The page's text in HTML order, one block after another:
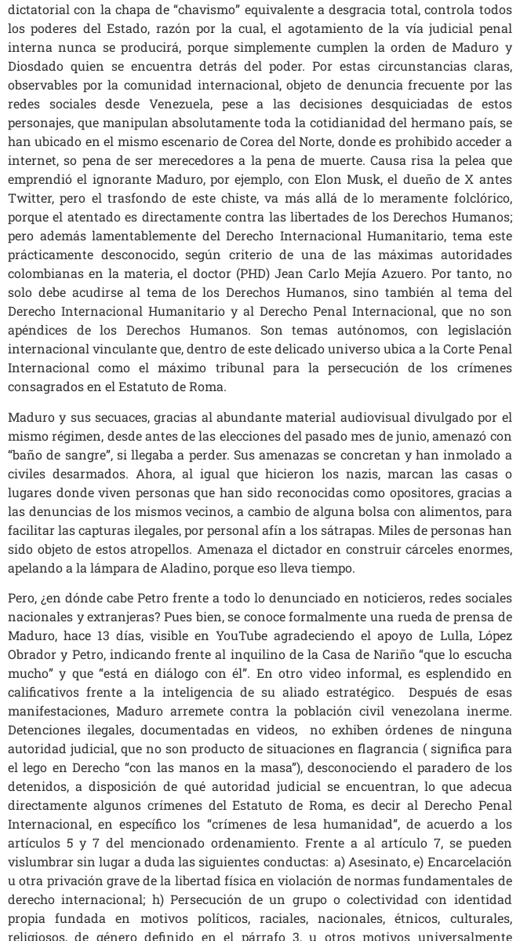
dictatorial con la chapa de “chavismo” equivalente a desgracia total, controla todos
los poderes del Estado, razón por la cual, el agotamiento de la vía judicial penal
interna nunca se producirá, porque simplemente cumplen la orden de Maduro y
Diosdado quien se encuentra detrás del poder. Por estas circunstancias claras,
observables por la comunidad internacional, objeto de denuncia frecuente por las
redes sociales desde Venezuela, pese a las decisiones desquiciadas de estos
personajes, que manipulan absolutamente toda la cotidianidad del hermano país, se
han ubicado en el mismo escenario de Corea del Norte, donde es prohibido acceder a
internet, so pena de ser merecedores a la pena de muerte. Causa risa la pelea que
emprendió el ignorante Maduro, por ejemplo, con Elon Musk, el dueño de X antes
Twitter, pero el trasfondo de este chiste, va más allá de lo meramente folclórico,
porque el atentado es directamente contra las libertades de los Derechos Humanos;
pero además lamentablemente del Derecho Internacional Humanitario, tema este
prácticamente desconocido, según criterio de una de las máximas autoridades
colombianas en la materia, el doctor (PHD) Jean Carlo Mejía Azuero. Por tanto, no
solo debe acudirse al tema de los Derechos Humanos, sino también al tema del
Derecho Internacional Humanitario y al Derecho Penal Internacional, que no son
apéndices de los Derechos Humanos. Son temas autónomos, con legislación
internacional vinculante que, dentro de este delicado universo ubica a la Corte Penal
Internacional como el máximo tribunal para la persecución de los crímenes
consagrados en el Estatuto de Roma.
Maduro y sus secuaces, gracias al abundante material audiovisual divulgado por el
mismo régimen, desde antes de las elecciones del pasado mes de junio, amenazó con
“baño de sangre”, si llegaba a perder. Sus amenazas se concretan y han inmolado a
civiles desarmados. Ahora, al igual que hicieron los nazis, marcan las casas o
lugares donde viven personas que han sido reconocidas como opositores, gracias a
las denuncias de los mismos vecinos, a cambio de alguna bolsa con alimentos, para
facilitar las capturas ilegales, por personal afín a los sátrapas. Miles de personas han
sido objeto de estos atropellos. Amenaza el dictador en construir cárceles enormes,
apelando a la lámpara de Aladino, porque eso lleva tiempo.
Pero, ¿en dónde cabe Petro frente a todo lo denunciado en noticieros, redes sociales
nacionales y extranjeras? Pues bien, se conoce formalmente una rueda de prensa de
Maduro, hace 13 días, visible en YouTube agradeciendo el apoyo de Lulla, López
Obrador y Petro, indicando frente al inquilino de la Casa de Nariño “que lo escucha
mucho” y que “está en diálogo con él”. En otro video informal, es esplendido en
calificativos frente a la inteligencia de su aliado estratégico. Después de esas
manifestaciones, Maduro arremete contra la población civil venezolana inerme.
Detenciones ilegales, documentadas en videos, no exhiben órdenes de ninguna
autoridad judicial, que no son producto de situaciones en flagrancia ( significa para
el lego en Derecho “con las manos en la masa”), desconociendo el paradero de los
detenidos, a disposición de qué autoridad judicial se encuentran, lo que adecua
directamente algunos crímenes del Estatuto de Roma, es decir al Derecho Penal
Internacional, en específico los “crímenes de lesa humanidad”, de acuerdo a los
artículos 5 y 7 del mencionado ordenamiento. Frente a al artículo 7, se pueden
vislumbrar sin lugar a duda las siguientes conductas: a) Asesinato, e) Encarcelación
u otra privación grave de la libertad física en violación de normas fundamentales de
derecho internacional; h) Persecución de un grupo o colectividad con identidad
propia fundada en motivos políticos, raciales, nacionales, étnicos, culturales,
religiosos, de género definido en el párrafo 3, u otros motivos universalmente